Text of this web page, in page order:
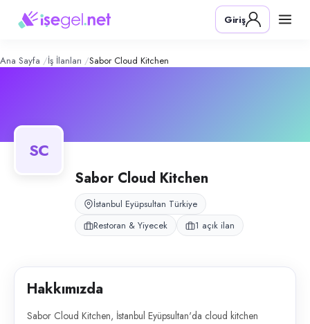
Cloud Kitchen – Şirket Profili
Konum:
Sabor Cloud Kitchen, İstanbul Eyüpsultan'da cloud kitchen modelinde
Giriş
Ana Sayfa İş İlanları Sabor Cloud Kitchen
SC
Sabor Cloud Kitchen
İstanbul Eyüpsultan Türkiye
Restoran & Yiyecek
1 açık ilan
Hakkımızda
Sabor Cloud Kitchen, İstanbul Eyüpsultan'da cloud kitchen